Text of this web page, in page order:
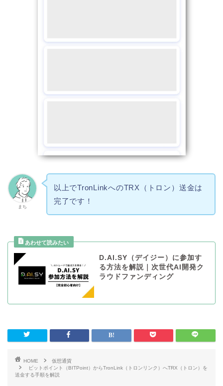
まち
以上でTronLinkへのTRX（トロン）送金は
完了です！
D.AI.SY（デイジー）に参加す
る方法を解説｜次世代AI開発ク
ラウドファンディング
HOME
仮想通貨
ビットポイント（BITPoint）からTronLink（トロンリンク）へTRX（トロン）を
送金する手順を解説